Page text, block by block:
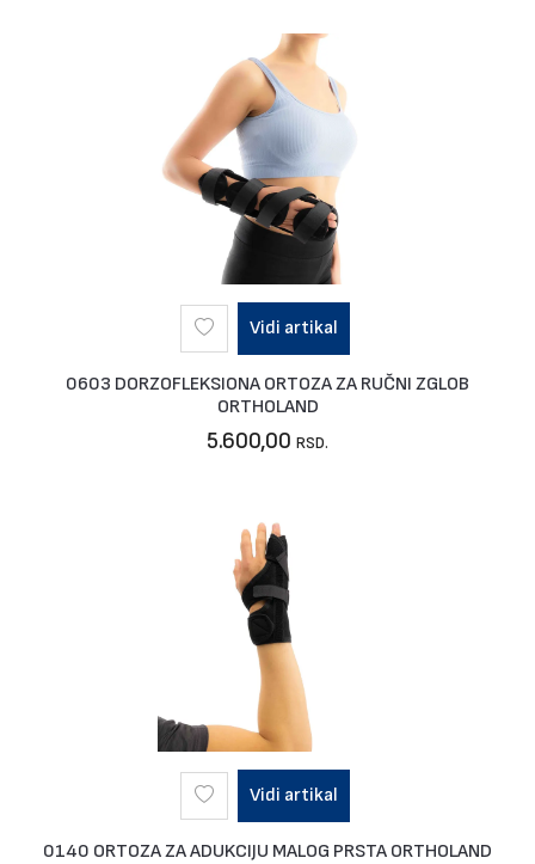
Vidi artikal
0603 DORZOFLEKSIONA ORTOZA ZA RUČNI ZGLOB
ORTHOLAND
5.600,00 RSD.
Vidi artikal
0140 ORTOZA ZA ADUKCIJU MALOG PRSTA ORTHOLAND